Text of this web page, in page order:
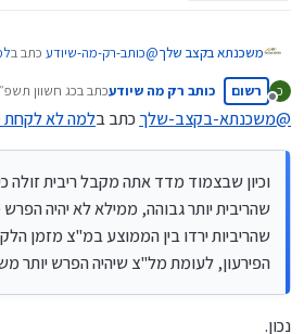
משכנתא בקצב שלך@כותב-רק-מה-שיודע כתב ב
לכן באמת מומלץ היום
קנסות היא בדיוק כמו מ"צ.
אמנם באמת העמלות היוון
משמעותיות כי מסתכלים רק
שינוי,
אבל הרעיון של העמלות
הלקיחה לעומת ממוצע בזמן
מדד אתה מקבל ריבית זולה
כ
מנותק
רשום כותב רק מה שיודעכתב בכג חשוון תשפ״ו,
נערך לאחרונה על
@משכנתא-בקצב-שלךכתב בלמה לא לקחת
וכיון שבצמוד מדד אתה מקבל ריבית זולה
שהריבית יותר גבוהה, ממילא לא יהיה
שהריביות ירדו בין הממוצע במ"צ מזמן
הפירעון, לעומת מל"צ שיהיה הפרש יותר
נכון.